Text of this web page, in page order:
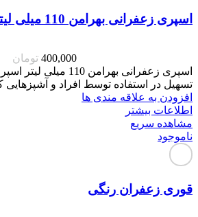
اسپری زعفرانی بهرامن 110 میلی لیتر
400,000 تومان
اسپری زعفرانی بهرامن
تسهیل در استفاده توسط افراد و آشپزهایی
افزودن به علاقه مندی ها
اطلاعات بیشتر
مشاهده سریع
ناموجود
قوری زعفران رنگی